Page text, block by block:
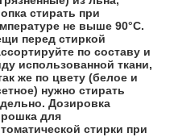
стирать при
не выше 90°C.
перед стиркой
по составу и
использованной ткани,
же по цвету (белое и
нужно стирать
Дозировка
для
стирки при